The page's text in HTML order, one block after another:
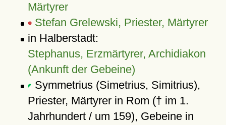
Märtyrer
Stefan Grelewski, Priester, Märtyrer
in Halberstadt:
Stephanus, Erzmärtyrer, Archidiakon
(Ankunft der Gebeine)
Symmetrius (Simetrius, Simitrius),
Priester, Märtyrer in Rom († im 1.
Jahrhundert / um 159), Gebeine in